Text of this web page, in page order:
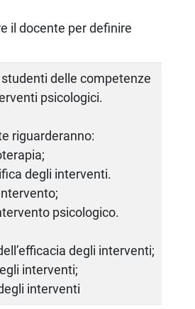
il docente per definire
delle competenze
psicologici.
riguarderanno:
degli interventi.
psicologico.
degli interventi;
interventi;
interventi